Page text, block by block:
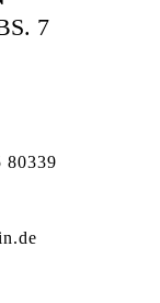
7 D
80339